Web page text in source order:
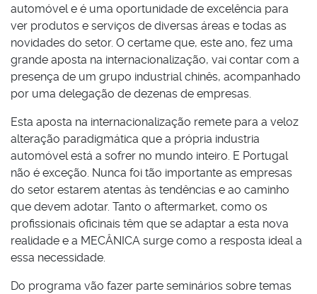
automóvel e é uma oportunidade de excelência para
ver produtos e serviços de diversas áreas e todas as
novidades do setor. O certame que, este ano, fez uma
grande aposta na internacionalização, vai contar com a
presença de um grupo industrial chinês, acompanhado
por uma delegação de dezenas de empresas.
Esta aposta na internacionalização remete para a veloz
alteração paradigmática que a própria industria
automóvel está a sofrer no mundo inteiro. E Portugal
não é exceção. Nunca foi tão importante as empresas
do setor estarem atentas às tendências e ao caminho
que devem adotar. Tanto o aftermarket, como os
profissionais oficinais têm que se adaptar a esta nova
realidade e a MECÂNICA surge como a resposta ideal a
essa necessidade.
Do programa vão fazer parte seminários sobre temas